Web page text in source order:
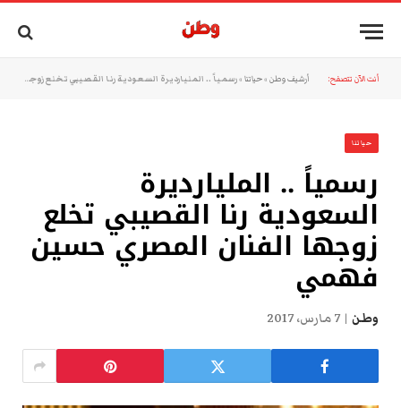
أنت الآن تتصفح: أرشيف وطن »حياتنا »رسمياً .. المليارديرة السعودية رنا القصيبي تخلع زوجها الفنان المصري حسين فهمي
حياتنا
رسمياً .. المليارديرة
السعودية رنا القصيبي تخلع
زوجها الفنان المصري حسين
فهمي
وطن 7 مارس، 2017